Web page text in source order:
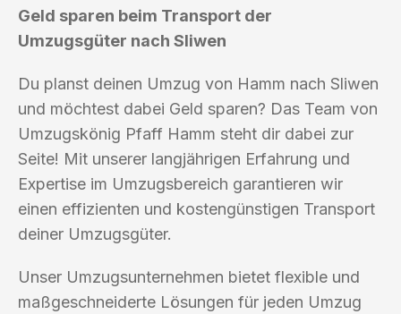
Geld sparen beim Transport der
Umzugsgüter nach Sliwen
Du planst deinen Umzug von Hamm nach Sliwen
und möchtest dabei Geld sparen? Das Team von
Umzugskönig Pfaff Hamm steht dir dabei zur
Seite! Mit unserer langjährigen Erfahrung und
Expertise im Umzugsbereich garantieren wir
einen effizienten und kostengünstigen Transport
deiner Umzugsgüter.
Unser Umzugsunternehmen bietet flexible und
maßgeschneiderte Lösungen für jeden Umzug